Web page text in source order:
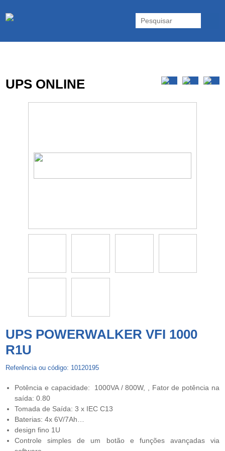
Inversores e acessórios. Portugal.
UPS ONLINE
UPS POWERWALKER VFI 1000
R1U
Referência ou código: 10120195
Potência e capacidade: 1000VA / 800W, , Fator de potência na
saída: 0.80
Tomada de Saída: 3 x IEC C13
Baterias: 4x 6V/7Ah…
design fino 1U
Controle simples de um botão e funções avançadas via